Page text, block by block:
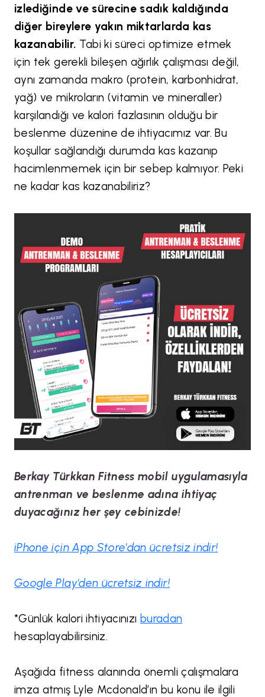
izlediğinde ve sürecine sadık kaldığında
diğer bireylere yakın miktarlarda kas
kazanabilir. Tabi ki süreci optimize etmek
için tek gerekli bileşen ağırlık çalışması değil,
aynı zamanda makro (protein, karbonhidrat,
yağ) ve mikroların (vitamin ve mineraller)
karşılandığı ve kalori fazlasının olduğu bir
beslenme düzenine de ihtiyacımız var. Bu
koşullar sağlandığı durumda kas kazanıp
hacimlenmemek için bir sebep kalmıyor. Peki
ne kadar kas kazanabiliriz?
Berkay Türkkan Fitness mobil uygulamasıyla
antrenman ve beslenme adına ihtiyaç
duyacağınız her şey cebinizde!
iPhone için App Store'dan ücretsizindir!
Google Play'den ücretsiz indir!
*Günlük kalori ihtiyacınızı buradan
hesaplayabilirsiniz.
Aşağıda fitness alanında önemli çalışmalara
imza atmış Lyle Mcdonald’ın bu konu ile ilgili